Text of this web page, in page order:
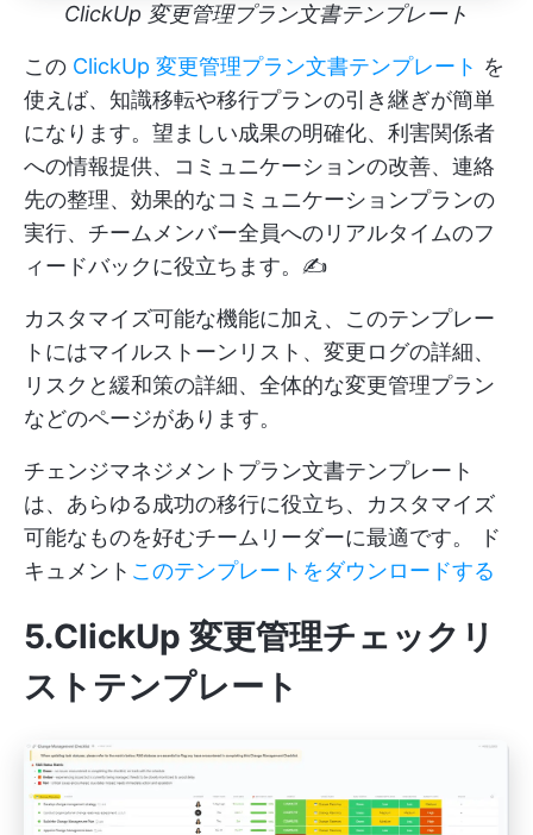
ClickUp 変更管理プラン文書テンプレート
この ClickUp 変更管理プラン文書テンプレート を
使えば、知識移転や移行プランの引き継ぎが簡単
になります。望ましい成果の明確化、利害関係者
への情報提供、コミュニケーションの改善、連絡
先の整理、効果的なコミュニケーションプランの
実行、チームメンバー全員へのリアルタイムのフ
ィードバックに役立ちます。✍️
カスタマイズ可能な機能に加え、このテンプレー
トにはマイルストーンリスト、変更ログの詳細、
リスクと緩和策の詳細、全体的な変更管理プラン
などのページがあります。
チェンジマネジメントプラン文書テンプレート
は、あらゆる成功の移行に役立ち、カスタマイズ
可能なものを好むチームリーダーに最適です。
ド
キュメント このテンプレートをダウンロードする
5.ClickUp 変更管理チェックリ
ストテンプレート